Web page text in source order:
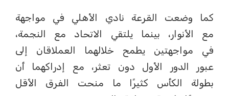
كما وضعت القرعة نادي الأهلي في مواجهة
مع الأنوار، بينما يلتقي الاتحاد مع النجمة،
في مواجهتين يطمح خلالهما العملاقان إلى
عبور الدور الأول دون تعثر، مع إدراكهما أن
بطولة الكأس كثيرًا ما منحت الفرق الأقل